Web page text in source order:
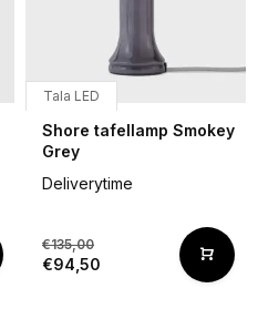
Tala LED
Shore tafellamp Smokey
Grey
Deliverytime
€135,00
€94,50